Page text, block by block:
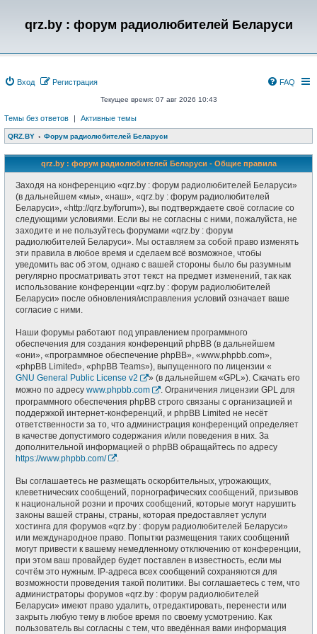
qrz.by : форум радиолюбителей Беларуси
Вход Регистрация FAQ
Текущее время: 07 авг 2026 10:43
Темы без ответов | Активные темы
QRZ.BY Форум радиолюбителей Беларуси
qrz.by : форум радиолюбителей Беларуси - Общие правила
Заходя на конференцию «qrz.by : форум радиолюбителей Беларуси»
(в дальнейшем «мы», «наш», «qrz.by : форум радиолюбителей
Беларуси», «http://qrz.by/forum»), вы подтверждаете своё согласие со
следующими условиями. Если вы не согласны с ними, пожалуйста, не
заходите и не пользуйтесь форумами «qrz.by : форум
радиолюбителей Беларуси». Мы оставляем за собой право изменять
эти правила в любое время и сделаем всё возможное, чтобы
уведомить вас об этом, однако с вашей стороны было бы разумным
регулярно просматривать этот текст на предмет изменений, так как
использование конференции «qrz.by : форум радиолюбителей
Беларуси» после обновления/исправления условий означает ваше
согласие с ними.
Наши форумы работают под управлением программного
обеспечения для создания конференций phpBB (в дальнейшем
«они», «программное обеспечение phpBB», «www.phpbb.com»,
«phpBB Limited», «phpBB Teams»), выпущенного по лицензии «
GNU General Public License v2
» (в дальнейшем «GPL»). Скачать его
можно по адресу www.phpbb.com
. Ограничения лицензии GPL для
программного обеспечения phpBB строго связаны с организацией и
поддержкой интернет-конференций, и phpBB Limited не несёт
ответственности за то, что администрация конференций определяет
в качестве допустимого содержания и/или поведения в них. За
дополнительной информацией о phpBB обращайтесь по адресу
https://www.phpbb.com/
Вы соглашаетесь не размещать оскорбительных, угрожающих,
клеветнических сообщений, порнографических сообщений, призывов
к национальной розни и прочих сообщений, которые могут нарушить
законы вашей страны, страны, которая предоставляет услуги
хостинга для форумов «qrz.by : форум радиолюбителей Беларуси»
или международное право. Попытки размещения таких сообщений
могут привести к вашему немедленному отключению от конференции,
при этом ваш провайдер будет поставлен в известность, если мы
сочтём это нужным. IP-адреса всех сообщений сохраняются для
возможности проведения такой политики. Вы соглашаетесь с тем, что
администраторы форумов «qrz.by : форум радиолюбителей
Беларуси» имеют право удалить, отредактировать, перенести или
закрыть любую тему в любое время по своему усмотрению. Как
пользователь вы согласны с тем, что введённая вами информация